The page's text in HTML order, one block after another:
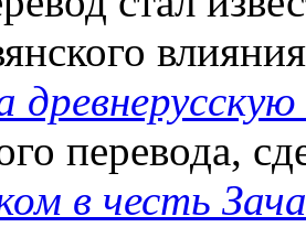
перевода,
в честь